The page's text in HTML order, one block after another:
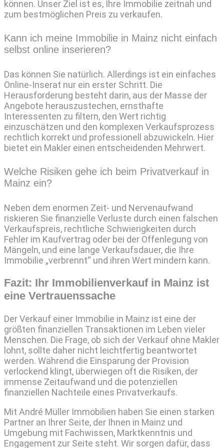
können. Unser Ziel ist es, Ihre Immobilie zeitnah und
zum bestmöglichen Preis zu verkaufen.
Kann ich meine Immobilie in Mainz nicht einfach
selbst online inserieren?
Das können Sie natürlich. Allerdings ist ein einfaches
Online-Inserat nur ein erster Schritt. Die
Herausforderung besteht darin, aus der Masse der
Angebote herauszustechen, ernsthafte
Interessenten zu filtern, den Wert richtig
einzuschätzen und den komplexen Verkaufsprozess
rechtlich korrekt und professionell abzuwickeln. Hier
bietet ein Makler einen entscheidenden Mehrwert.
Welche Risiken gehe ich beim Privatverkauf in
Mainz ein?
Neben dem enormen Zeit- und Nervenaufwand
riskieren Sie finanzielle Verluste durch einen falschen
Verkaufspreis, rechtliche Schwierigkeiten durch
Fehler im Kaufvertrag oder bei der Offenlegung von
Mängeln, und eine lange Verkaufsdauer, die Ihre
Immobilie „verbrennt“ und ihren Wert mindern kann.
Fazit: Ihr Immobilienverkauf in Mainz ist
eine Vertrauenssache
Der Verkauf einer Immobilie in Mainz ist eine der
größten finanziellen Transaktionen im Leben vieler
Menschen. Die Frage, ob sich der Verkauf ohne Makler
lohnt, sollte daher nicht leichtfertig beantwortet
werden. Während die Einsparung der Provision
verlockend klingt, überwiegen oft die Risiken, der
immense Zeitaufwand und die potenziellen
finanziellen Nachteile eines Privatverkaufs.
Mit André Müller Immobilien haben Sie einen starken
Partner an Ihrer Seite, der Ihnen in Mainz und
Umgebung mit Fachwissen, Marktkenntnis und
Engagement zur Seite steht. Wir sorgen dafür, dass